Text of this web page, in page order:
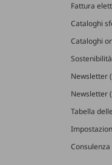
Fattura
Cataloghi
Cataloghi
Newsletter
Newsletter
Tabella